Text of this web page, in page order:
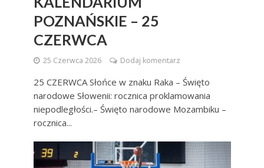
POZNAŃSKIE – 25
CZERWCA
25 Czerwca 2026 Dodaj komentarz
25 CZERWCA Słońce w znaku Raka – Święto
narodowe Słowenii: rocznica proklamowania
niepodległości.– Święto narodowe Mozambiku –
rocznica...